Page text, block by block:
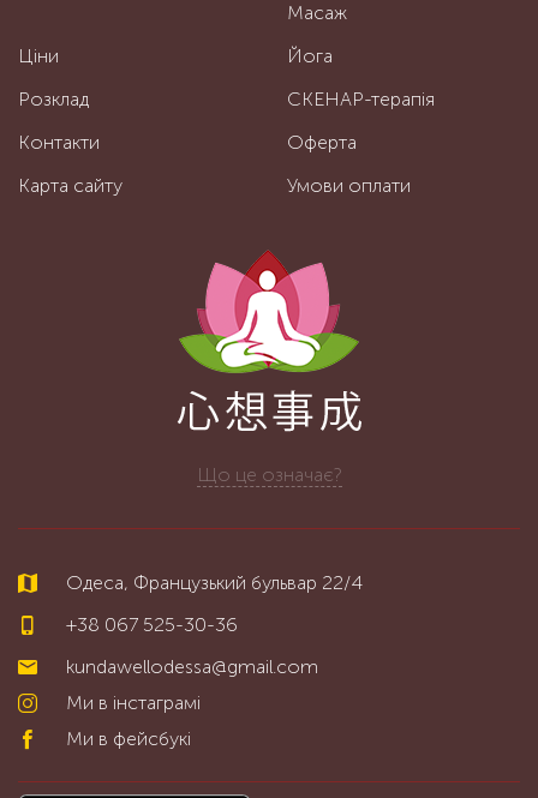
Масаж
Ціни
Розклад
Контакти
Карта сайту
Йога
СКЕНАР-терапія
Оферта
Умови оплати
Що це означає?
Одеса, Французький бульвар 22/4
+38 067 525-30-36
kundawellodessa@gmail.com
Ми в інстаграмі
Ми в фейсбукі